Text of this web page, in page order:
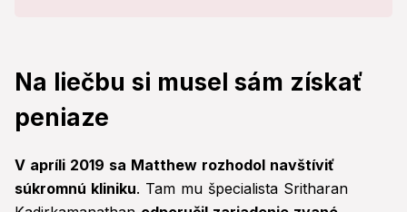
Na liečbu si musel sám získať
peniaze
V apríli 2019 sa Matthew rozhodol navštíviť
súkromnú kliniku. Tam mu špecialista Sritharan